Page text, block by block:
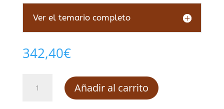
Ver el temario completo
342,40€
Mantenimiento
Añadir al carrito